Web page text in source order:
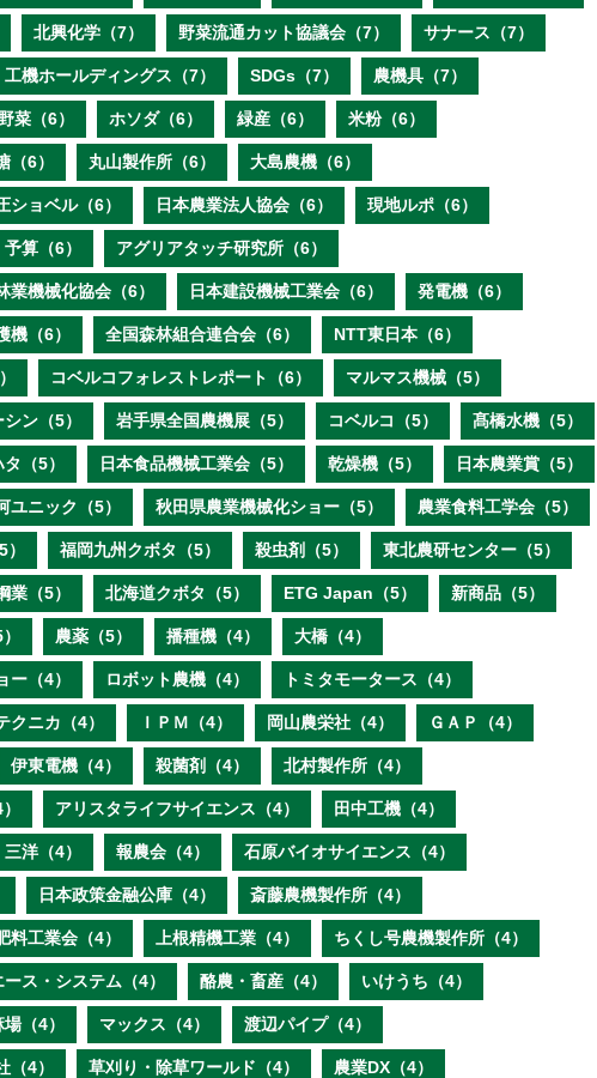
北興化学（7） 野菜流通カット協議会（7） サナース（7）
工機ホールディングス（7） SDGs（7） 農機具（7）
野菜（6） ホソダ（6） 緑産（6） 米粉（6）
（6） 丸山製作所（6） 大島農機（6）
ショベル（6） 日本農業法人協会（6） 現地ルポ（6）
予算（6） アグリアタッチ研究所（6）
業機械化協会（6） 日本建設機械工業会（6） 発電機（6）
機（6） 全国森林組合連合会（6） NTT東日本（6）
コベルコフォレストレポート（6） マルマス機械（5）
ン（5） 岩手県全国農機展（5） コベルコ（5） 髙橋水機（5）
（5） 日本食品機械工業会（5） 乾燥機（5） 日本農業賞（5）
ユニック（5） 秋田県農業機械化ショー（5） 農業食料工学会（5）
福岡九州クボタ（5） 殺虫剤（5） 東北農研センター（5）
業（5） 北海道クボタ（5） ETG Japan（5） 新商品（5）
農薬（5） 播種機（4） 大橋（4）
ー（4） ロボット農機（4） トミタモータース（4）
クニカ（4） ＩＰＭ（4） 岡山農栄社（4） ＧＡＰ（4）
伊東電機（4） 殺菌剤（4） 北村製作所（4）
アリスタライフサイエンス（4） 田中工機（4）
三洋（4） 報農会（4） 石原バイオサイエンス（4）
日本政策金融公庫（4） 斎藤農機製作所（4）
料工業会（4） 上根精機工業（4） ちくし号農機製作所（4）
ース・システム（4） 酪農・畜産（4） いけうち（4）
場（4） マックス（4） 渡辺パイプ（4）
（4） 草刈り・除草ワールド（4） 農業DX（4）